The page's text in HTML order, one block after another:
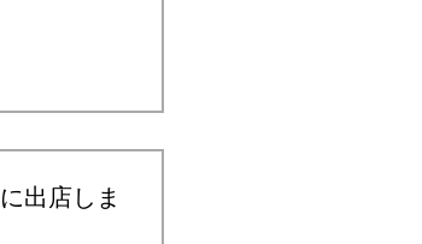
出店しま